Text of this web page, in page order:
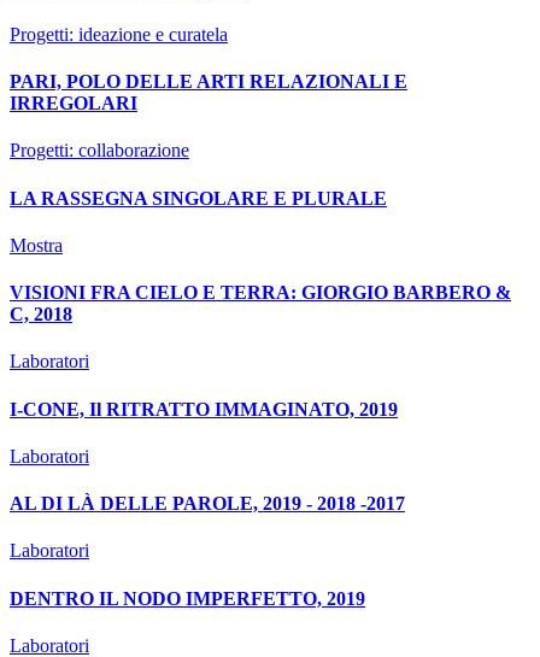
Progetti: ideazione e curatela
PARI, POLO DELLE ARTI RELAZIONALI E
IRREGOLARI
Progetti: collaborazione
LA RASSEGNA SINGOLARE E PLURALE
Mostra
VISIONI FRA CIELO E TERRA: GIORGIO BARBERO &
C, 2018
Laboratori
I-CONE, Il RITRATTO IMMAGINATO, 2019
Laboratori
AL DI LÀ DELLE PAROLE, 2019 - 2018 -2017
Laboratori
DENTRO IL NODO IMPERFETTO, 2019
Laboratori